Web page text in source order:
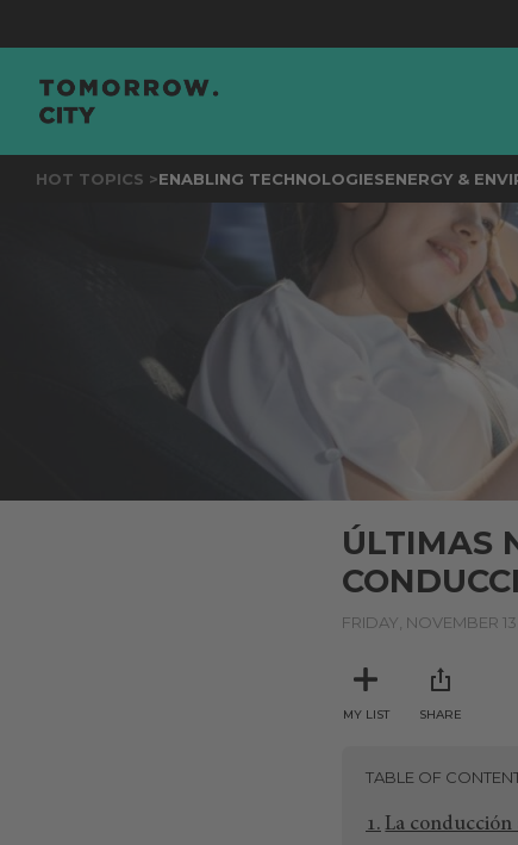
HOT TOPICS >ENABLING TECHNOLOGIESENERGY &
ÚLTIMAS
FRIDAY, NOVEMBER
MY LIST SHARE
TABLE OF
La conducción